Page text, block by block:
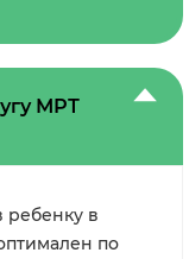
является
МРТ
ребенку в
по